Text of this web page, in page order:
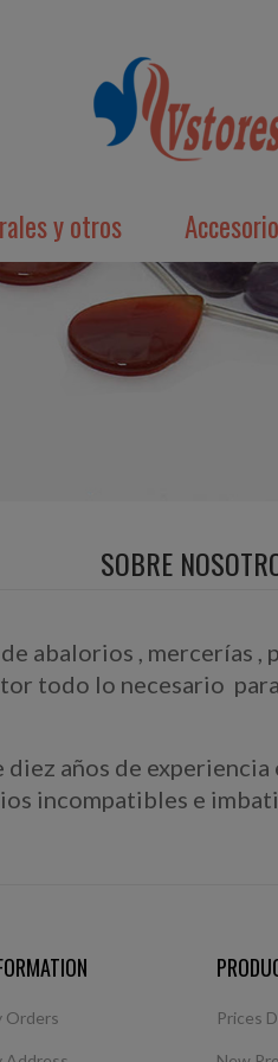
y otros
SOBRE
abalorios , mercerías ,
todo lo necesario
diez años de
incompatibles e
Orders Prices